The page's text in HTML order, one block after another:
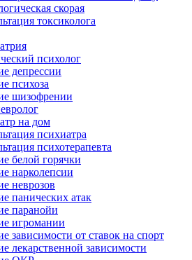
скорая
токсиколога
психолог
депрессии
психоза
шизофрении
на дом
психиатра
психотерапевта
белой горячки
нарколепсии
неврозов
панических атак
паранойи
игромании
зависимости от ставок на спорт
лекарственной зависимости